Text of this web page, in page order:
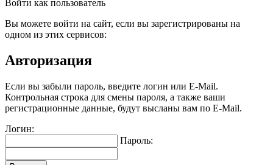
Войти как пользователь
Вы можете войти на сайт, если вы зарегистрированы на
одном из этих сервисов:
Авторизация
Если вы забыли пароль, введите логин или E-Mail.
Контрольная строка для смены пароля, а также ваши
регистрационные данные, будут высланы вам по E-Mail.
Логин:
Пароль: